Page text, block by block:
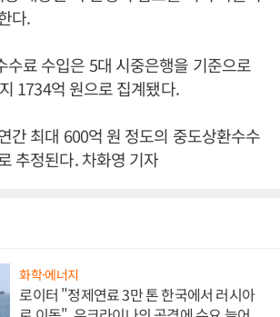
다.
수료 수입은 5대 시중은행을 기준으로
1734억 원으로 집계됐다.
간 최대 600억 원 정도의 중도상환수수
추정된다. 차화영 기자
화학·에너지
로이터 "정제연료 3만 톤 한국에서 러시아